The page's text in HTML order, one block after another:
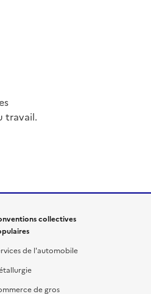
travail.
collectives
de l'automobile
de gros